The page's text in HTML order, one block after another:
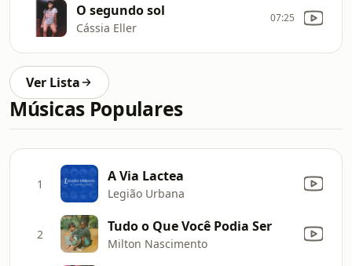
O segundo sol
Cássia Eller
07:25
Ver Lista
Músicas Populares
1 A Via Lactea
Legião Urbana
2 Tudo o Que Você Podia Ser
Milton Nascimento